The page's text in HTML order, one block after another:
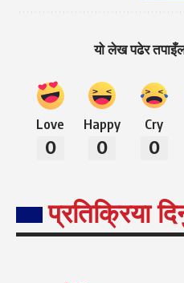
यो लेख पढेर
Love
0
Happy
0
Cry
0
प्रतिक्रिया